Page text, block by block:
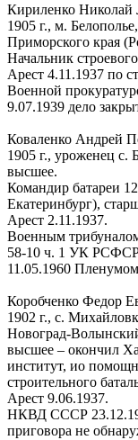
Кириленко Николай
1905 г., м.
Приморского края
Начальник
Арест 4.11.1937 по
Военной
9.07.1939 дело
Коваленко Андрей
1905 г., уроженец с.
высшее.
Командир батареи
Екатеринбург),
Арест 2.11.1937.
Военным
58-10 ч. 1 УК РСФСР
11.05.1960
Коробченко Федор
1902 г., с.
Новоград-
высшее – окончил
институт, ио
строительного
Арест 9.06.1937.
НКВД СССР
приговора не